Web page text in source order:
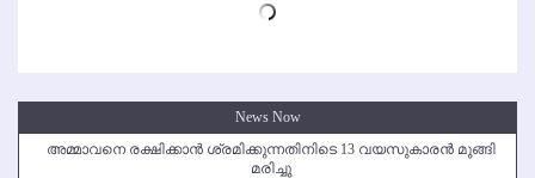
News Now
അമ്മാവനെ രക്ഷിക്കാന്‍ ശ്രമിക്കുന്നതിനിടെ 13 വയസുകാരന്‍ മുങ്ങി
മരിച്ചു